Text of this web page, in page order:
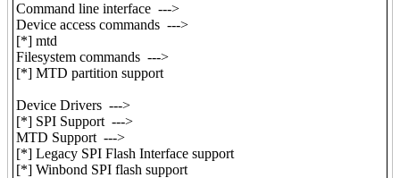
Command line interface --->
Device access commands --->
[*] mtd
Filesystem commands --->
[*] MTD partition support
Device Drivers --->
[*] SPI Support --->
MTD Support --->
[*] Legacy SPI Flash Interface support
[*] Winbond SPI flash support